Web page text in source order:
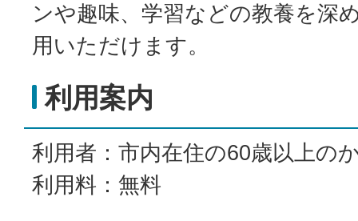
ンや趣味、学習などの教養を深
用いただけます。
利用案内
利用者：市内在住の60歳以上の
利用料：無料